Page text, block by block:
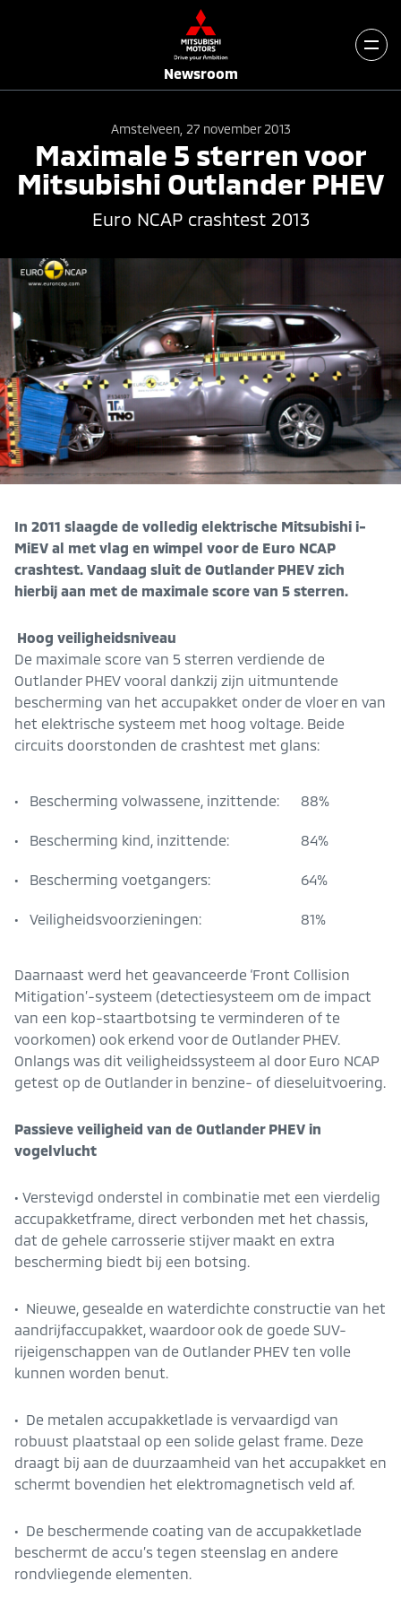
Newsroom
Amstelveen, 27 november 2013
Maximale 5 sterren voor
Mitsubishi Outlander PHEV
Euro NCAP crashtest 2013
In 2011 slaagde de volledig elektrische Mitsubishi i-
MiEV al met vlag en wimpel voor de Euro NCAP
crashtest. Vandaag sluit de Outlander PHEV zich
hierbij aan met de maximale score van 5 sterren.
Hoog veiligheidsniveau
De maximale score van 5 sterren verdiende de
Outlander PHEV vooral dankzij zijn uitmuntende
bescherming van het accupakket onder de vloer en van
het elektrische systeem met hoog voltage. Beide
circuits doorstonden de crashtest met glans:
• Bescherming volwassene, inzittende: 88%
• Bescherming kind, inzittende: 84%
• Bescherming voetgangers: 64%
• Veiligheidsvoorzieningen: 81%
Daarnaast werd het geavanceerde ‘Front Collision
Mitigation’-systeem (detectiesysteem om de impact
van een kop-staartbotsing te verminderen of te
voorkomen) ook erkend voor de Outlander PHEV.
Onlangs was dit veiligheidssysteem al door Euro NCAP
getest op de Outlander in benzine- of dieseluitvoering.
Passieve veiligheid van de Outlander PHEV in
vogelvlucht
• Verstevigd onderstel in combinatie met een vierdelig
accupakketframe, direct verbonden met het chassis,
dat de gehele carrosserie stijver maakt en extra
bescherming biedt bij een botsing.
• Nieuwe, gesealde en waterdichte constructie van het
aandrijfaccupakket, waardoor ook de goede SUV-
rijeigenschappen van de Outlander PHEV ten volle
kunnen worden benut.
• De metalen accupakketlade is vervaardigd van
robuust plaatstaal op een solide gelast frame. Deze
draagt bij aan de duurzaamheid van het accupakket en
schermt bovendien het elektromagnetisch veld af.
• De beschermende coating van de accupakketlade
beschermt de accu’s tegen steenslag en andere
rondvliegende elementen.